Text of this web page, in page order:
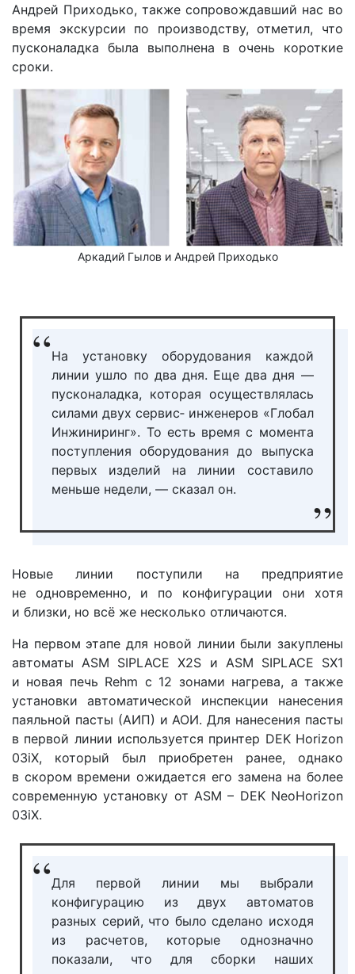
Андрей Приходько, также сопровождавший нас во
время экскурсии по производству, отметил, что
пусконаладка была выполнена в очень короткие
сроки.
Аркадий Гылов и Андрей Приходько
На установку оборудования каждой
линии ушло по два дня. Еще два дня —
пусконаладка, которая осуществлялась
силами двух сервис‑ инженеров «Глобал
Инжиниринг». То есть время с момента
поступления оборудования до выпуска
первых изделий на линии составило
меньше недели, — сказал он.
Новые линии поступили на предприятие
не одновременно, и по конфигурации они хотя
и близки, но всё же несколько отличаются.
На первом этапе для новой линии были закуплены
автоматы ASM SIPLACE X2S и ASM SIPLACE SX1
и новая печь Rehm с 12 зонами нагрева, а также
установки автоматической инспекции нанесения
паяльной пасты (АИП) и АОИ. Для нанесения пасты
в первой линии используется принтер DEK Horizon
03iX, который был приобретен ранее, однако
в скором времени ожидается его замена на более
современную установку от ASM – DEK NeoHorizon
03iX.
Для первой линии мы выбрали
конфигурацию из двух автоматов
разных серий, что было сделано исходя
из расчетов, которые однозначно
показали, что для сборки наших